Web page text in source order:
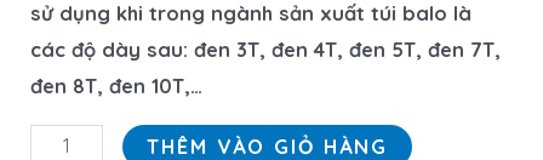
sử dụng khi trong ngành sản xuất túi balo là
các độ dày sau: đen 3T, đen 4T, đen 5T, đen 7T,
đen 8T, đen 10T,…
THÊM VÀO GIỎ HÀNG